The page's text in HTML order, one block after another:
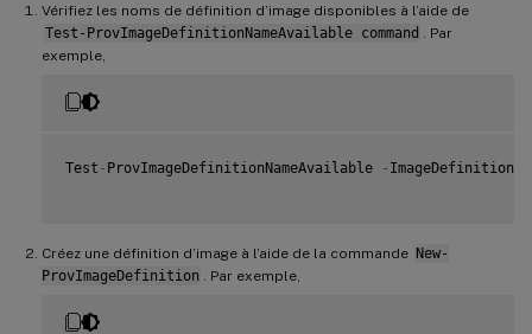
Vérifiez les noms de définition d’image disponibles à l’aide de
Test-ProvImageDefinitionNameAvailable command
. Par
exemple,
Test - ProvImageDefinitionNameAvailable -
Créez une définition d’image à l’aide de la commande New-
ProvImageDefinition
. Par exemple,